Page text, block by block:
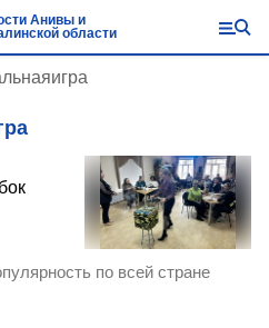
Анивы и
области
по всей стране